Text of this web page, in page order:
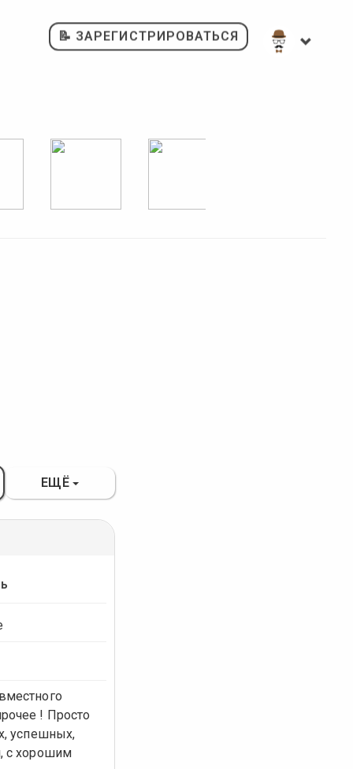
📝 ЗАРЕГИСТРИРОВАТЬСЯ
ЕЩЁ
! Просто
успешных,
с хорошим